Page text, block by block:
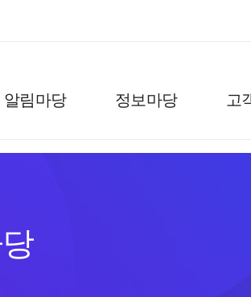
알림마당 정보마당 고